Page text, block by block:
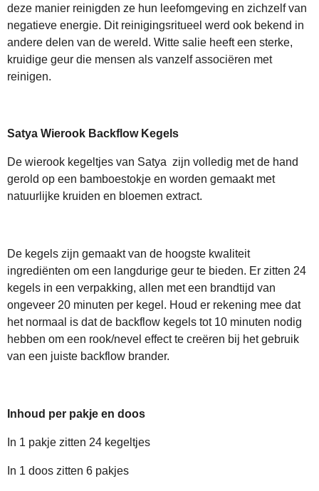
deze manier reinigden ze hun leefomgeving en zichzelf van
negatieve energie. Dit reinigingsritueel werd ook bekend in
andere delen van de wereld. Witte salie heeft een sterke,
kruidige geur die mensen als vanzelf associëren met
reinigen.
Satya Wierook Backflow Kegels
De wierook kegeltjes van Satya zijn volledig met de hand
gerold op een bamboestokje en worden gemaakt met
natuurlijke kruiden en bloemen extract.
De kegels zijn gemaakt van de hoogste kwaliteit
ingrediënten om een langdurige geur te bieden. Er zitten 24
kegels in een verpakking, allen met een brandtijd van
ongeveer 20 minuten per kegel. Houd er rekening mee dat
het normaal is dat de backflow kegels tot 10 minuten nodig
hebben om een rook/nevel effect te creëren bij het gebruik
van een juiste backflow brander.
Inhoud per pakje en doos
In 1 pakje zitten 24 kegeltjes
In 1 doos zitten 6 pakjes